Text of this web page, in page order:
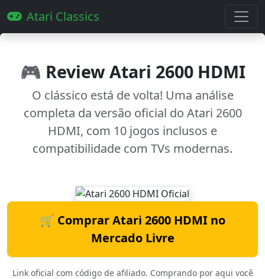
Atari Classics
🎮 Review Atari 2600 HDMI
O clássico está de volta! Uma análise
completa da versão oficial do Atari 2600
HDMI, com 10 jogos inclusos e
compatibilidade com TVs modernas.
🛒 Comprar Atari 2600 HDMI no
Mercado Livre
Link oficial com código de afiliado. Comprando por aqui você